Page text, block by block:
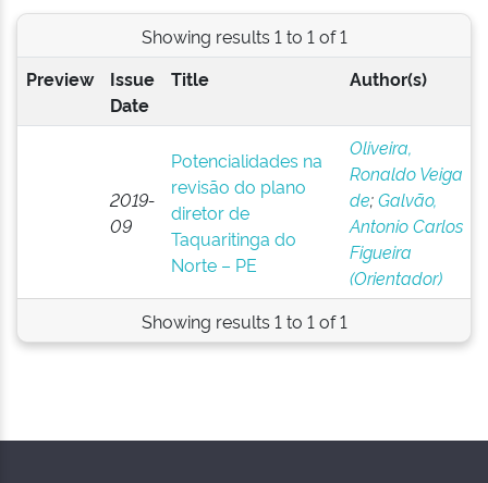
Showing results 1 to 1 of 1
Preview
Issue
Date
Title Author(s)
2019-
09
Potencialidades na
revisão do plano
diretor de
Taquaritinga do
Norte – PE
Oliveira,
Ronaldo Veiga
de;Galvão,
Antonio Carlos
Figueira
(Orientador)
Showing results 1 to 1 of 1